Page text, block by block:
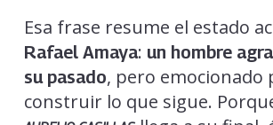
Esa frase resume el estado
Rafael Amaya: un hombre
su pasado, pero emocionado
construir lo que sigue.